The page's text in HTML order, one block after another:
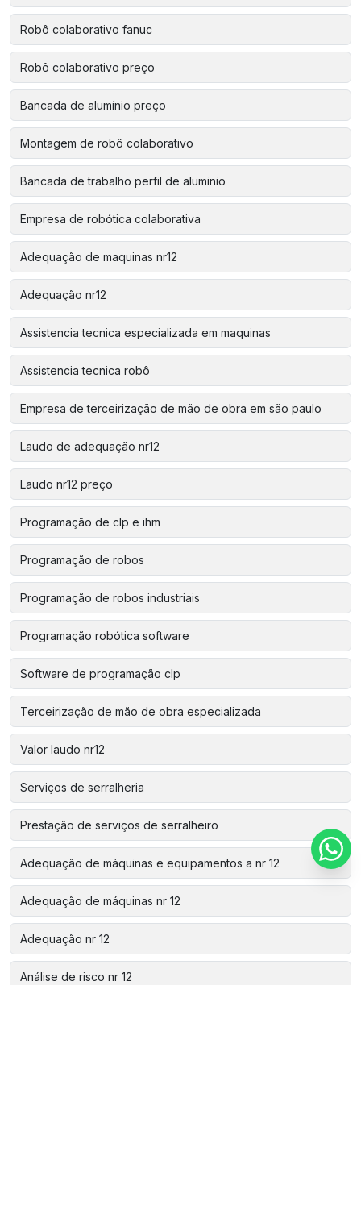
Robô colaborativo fanuc
Robô colaborativo preço
Bancada de alumínio preço
Montagem de robô colaborativo
Bancada de trabalho perfil de aluminio
Empresa de robótica colaborativa
Adequação de maquinas nr12
Adequação nr12
Assistencia tecnica especializada em maquinas
Assistencia tecnica robô
Empresa de terceirização de mão de obra em são paulo
Laudo de adequação nr12
Laudo nr12 preço
Programação de clp e ihm
Programação de robos
Programação de robos industriais
Programação robótica software
Software de programação clp
Terceirização de mão de obra especializada
Valor laudo nr12
Serviços de serralheria
Prestação de serviços de serralheiro
Adequação de máquinas e equipamentos a nr 12
Adequação de máquinas nr 12
Adequação nr 12
Análise de risco nr 12